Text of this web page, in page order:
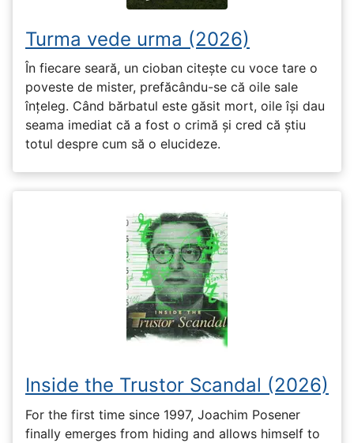
Turma vede urma (2026)
În fiecare seară, un cioban citește cu voce tare o
poveste de mister, prefăcându-se că oile sale
înțeleg. Când bărbatul este găsit mort, oile își dau
seama imediat că a fost o crimă și cred că știu
totul despre cum să o elucideze.
Inside the Trustor Scandal (2026)
For the first time since 1997, Joachim Posener
finally emerges from hiding and allows himself to